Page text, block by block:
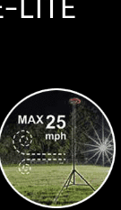
LITE